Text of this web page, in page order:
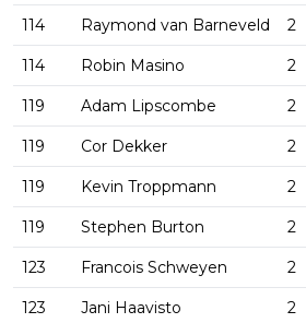
114 Raymond van Barneveld 2
114 Robin Masino 2
119 Adam Lipscombe 2
119 Cor Dekker 2
119 Kevin Troppmann 2
119 Stephen Burton 2
123 Francois Schweyen 2
123 Jani Haavisto 2